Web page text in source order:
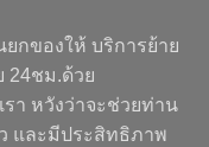
กของให้ บริการย้าย
24ชม.ด้วย
า หวังว่าจะช่วยท่าน
และมีประสิทธิภาพ